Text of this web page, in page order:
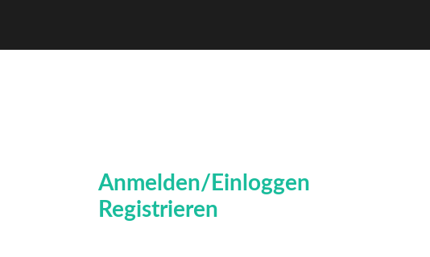
Anmelden/Einloggen
Registrieren